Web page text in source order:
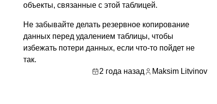
объекты, связанные с этой таблицей.
Не забывайте делать резервное копирование
данных перед удалением таблицы, чтобы
избежать потери данных, если что-то пойдет не
так.
2 года назад
Maksim Litvinov